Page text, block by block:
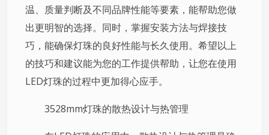
温、质量判断及不同品牌性能等要素，能帮助您做
出更明智的选择。同时，掌握安装方法与焊接技
巧，能确保灯珠的良好性能与长久使用。希望以上
的技巧和建议能为您的工作提供帮助，让您在使用
LED灯珠的过程中更加得心应手。
3528mm灯珠的散热设计与热管理